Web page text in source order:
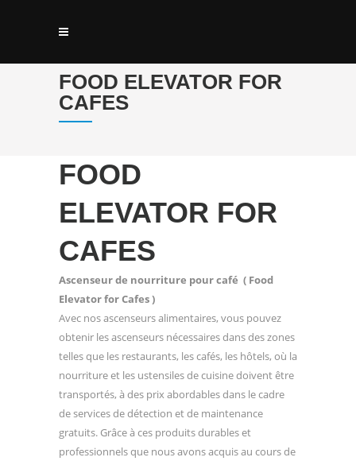
FOOD ELEVATOR FOR
CAFES
FOOD
ELEVATOR FOR
CAFES
Ascenseur de nourriture pour café ( Food
Elevator for Cafes )
Avec nos ascenseurs alimentaires, vous pouvez
obtenir les ascenseurs nécessaires dans des zones
telles que les restaurants, les cafés, les hôtels, où la
nourriture et les ustensiles de cuisine doivent être
transportés, à des prix abordables dans le cadre
de services de détection et de maintenance
gratuits. Grâce à ces produits durables et
professionnels que nous avons acquis au cours de